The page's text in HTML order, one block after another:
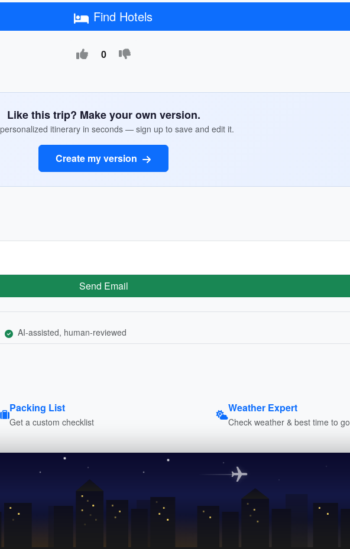
Find Hotels
0
Like this trip? Make your own version.
itinerary in seconds — sign up to save and edit it.
Create my version
Send Email
AI-assisted, human-reviewed
Packing List
Get a custom checklist
Weather Expert
Check weather & best time to go